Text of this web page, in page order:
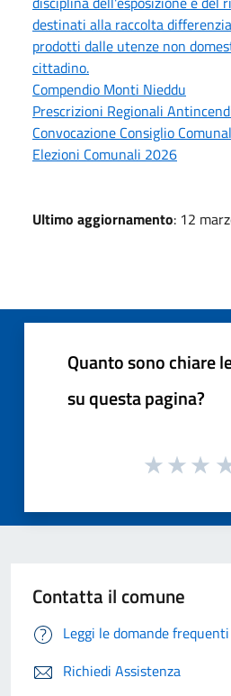
destinati alla raccolta
prodotti dalle utenze non
cittadino.
Compendio Monti Nieddu
Prescrizioni Regionali
Convocazione Consiglio
Elezioni Comunali 2026
Ultimo aggiornamento: 12
Quanto sono chiare
su questa pagina?
Contatta il comune
Leggi le domande frequenti
Richiedi Assistenza